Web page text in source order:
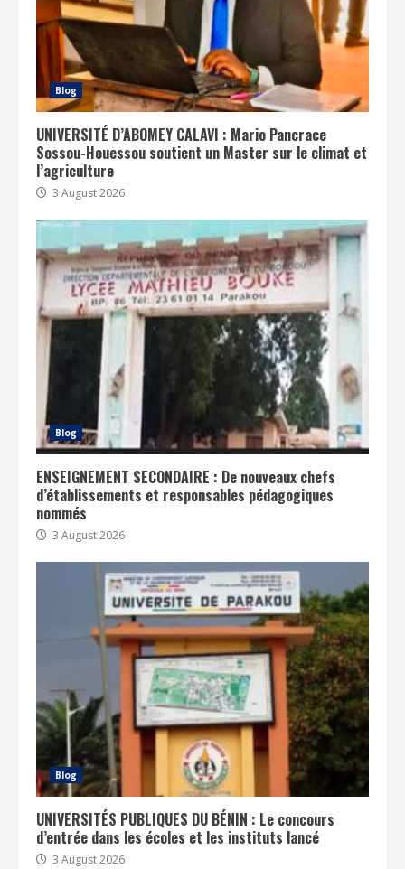
Blog
UNIVERSITÉ D’ABOMEY CALAVI : Mario Pancrace
Sossou-Houessou soutient un Master sur le climat et
l’agriculture
3 August 2026
Blog
ENSEIGNEMENT SECONDAIRE : De nouveaux chefs
d’établissements et responsables pédagogiques
nommés
3 August 2026
Blog
UNIVERSITÉS PUBLIQUES DU BÉNIN : Le concours
d’entrée dans les écoles et les instituts lancé
3 August 2026